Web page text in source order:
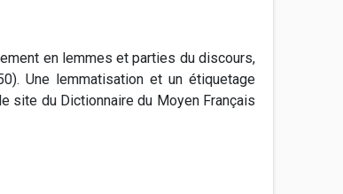
en lemmes et parties du discours,
Une lemmatisation et un étiquetage
site du Dictionnaire du Moyen Français